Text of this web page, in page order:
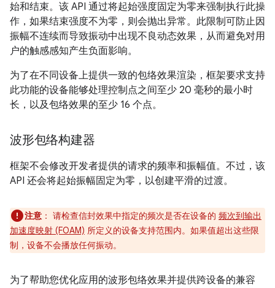
始和结束。该 API 通过将起始强度固定为零来强制执行此操
作，如果结束强度不为零，则会抛出异常。此限制可防止因
振幅不连续而导致振动中出现不良动态效果，从而避免对用
户的触感感知产生负面影响。
为了在不同设备上提供一致的包络效果渲染，框架要求支持
此功能的设备能够处理控制点之间至少 20 毫秒的最小时
长，以及包络效果的至少 16 个点。
波形包络构建器
框架不会修改开发者提供的请求的频率和振幅值。不过，该
API 还会将起始振幅固定为零，以创建平滑的过渡。
注意 ： 请检查信封效果中指定的频次是否在设备的 频次到输出
加速度映射 (FOAM) 所定义的设备支持范围内。如果值超出这些限
制，设备不会播放任何振动。
为了帮助您优化应用的波形包络效果并提供跨设备的兼容